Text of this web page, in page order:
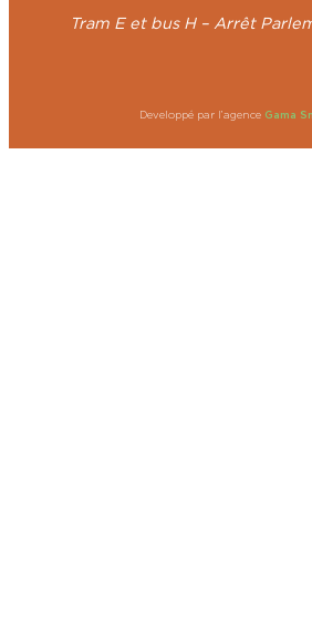
Tram E et bus H – Arrêt
Developpé par l’agence Gama